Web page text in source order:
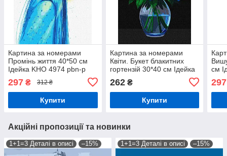
Картина за номерами
Промінь життя 40*50 см
Ідейка KHO 4974 pbn-p
297 ₴ 312 ₴
Купити
Картина за номерами
Квіти. Букет блакитних
гортензій 30*40 см Ідейка
262₴
Купити
см
297
Акційні пропозиції та новинки
1+1=3 Деталі в описі –15% 1+1=3 Деталі в описі –15%